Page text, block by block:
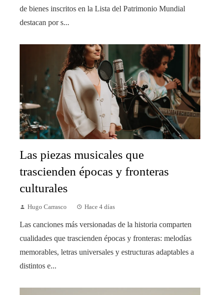
de bienes inscritos en la Lista del Patrimonio Mundial
destacan por s...
Las piezas musicales que
trascienden épocas y fronteras
culturales
Hugo Carrasco Hace 4 días
Las canciones más versionadas de la historia comparten
cualidades que trascienden épocas y fronteras: melodías
memorables, letras universales y estructuras adaptables a
distintos e...